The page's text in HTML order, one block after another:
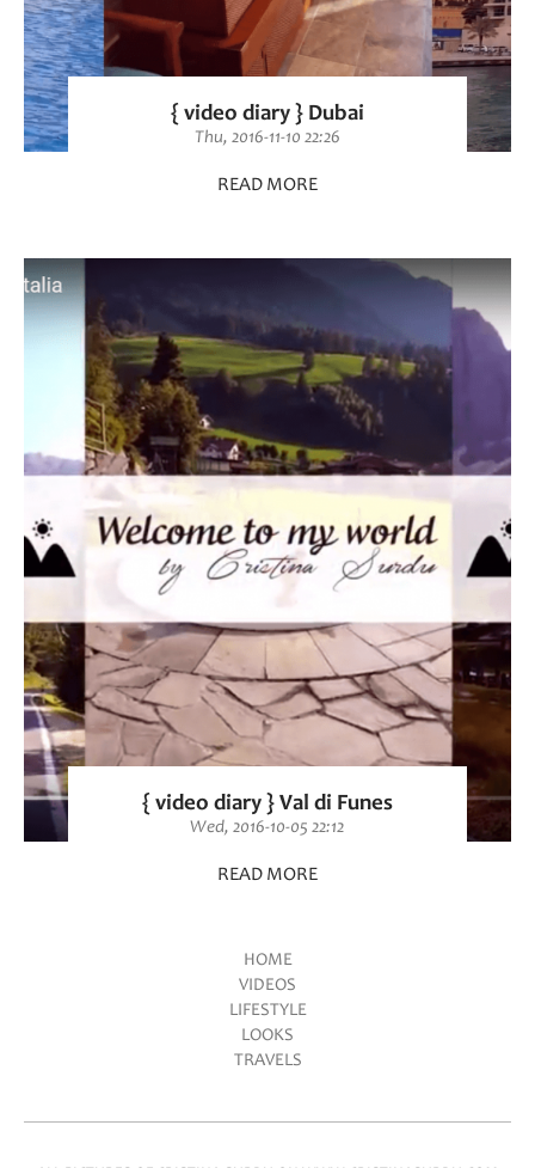
{ video diary } Dubai
Thu, 2016-11-10 22:26
READ MORE
{ video diary } Val di Funes
Wed, 2016-10-05 22:12
READ MORE
HOME
VIDEOS
LIFESTYLE
LOOKS
TRAVELS